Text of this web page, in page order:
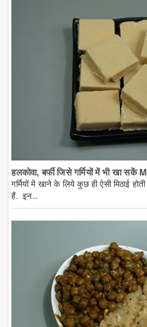
हलकोवा, बर्फी जिसे गर्मियों में भी खा
गर्मियों में खाने के लिये कुछ ही ऐसी मिठाई
हैं. इन...